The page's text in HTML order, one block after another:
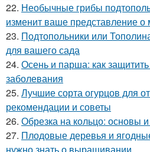
22. Необычные грибы
изменит ваше представление о
23. Подтопольники или
для вашего сада
24. Осень и парша: как
заболевания
25. Лучшие сорта огурцов для
рекомендации и советы
26. Обрезка на кольцо: основы
27. Плодовые деревья и
нужно знать о выращивании